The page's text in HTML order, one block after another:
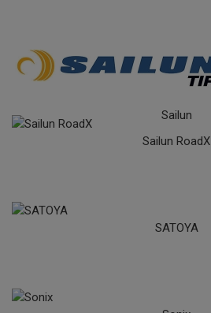
Sailun
Sailun RoadX
SATOYA